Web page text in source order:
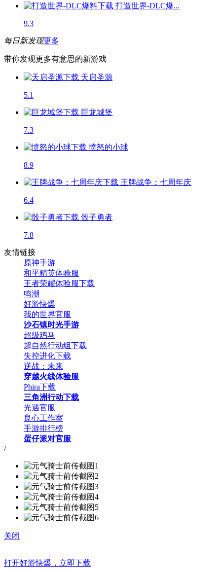
打造世界-DLC爆...
9.3
每日新发现更多
带你发现更多有意思的新游戏
天启圣源
5.1
巨龙城堡
7.3
愤怒的小球
8.9
王牌战争：七周年庆
6.4
骰子勇者
7.8
友情链接
原神手游
和平精英体验服
王者荣耀体验服下载
鸣潮
好游快爆
我的世界官服
沙石镇时光手游
超级鸡马
超自然行动组下载
失控进化下载
逆战：未来
穿越火线体验服
Phira下载
三角洲行动下载
光遇官服
良心工作室
手游排行榜
蛋仔派对官服
/
关闭
打开好游快爆，立即下载